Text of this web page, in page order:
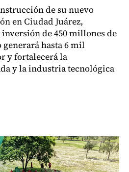
de su nuevo
en Ciudad Juárez,
de 450 millones de
hasta 6 mil
y fortalecerá la
y la industria tecnológica